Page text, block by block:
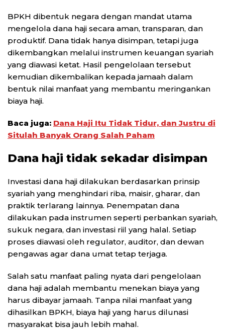
BPKH dibentuk negara dengan mandat utama
mengelola dana haji secara aman, transparan, dan
produktif. Dana tidak hanya disimpan, tetapi juga
dikembangkan melalui instrumen keuangan syariah
yang diawasi ketat. Hasil pengelolaan tersebut
kemudian dikembalikan kepada jamaah dalam
bentuk nilai manfaat yang membantu meringankan
biaya haji.
Baca juga: Dana Haji Itu Tidak Tidur, dan Justru di
Situlah Banyak Orang Salah Paham
Dana haji tidak sekadar disimpan
Investasi dana haji dilakukan berdasarkan prinsip
syariah yang menghindari riba, maisir, gharar, dan
praktik terlarang lainnya. Penempatan dana
dilakukan pada instrumen seperti perbankan syariah,
sukuk negara, dan investasi riil yang halal. Setiap
proses diawasi oleh regulator, auditor, dan dewan
pengawas agar dana umat tetap terjaga.
Salah satu manfaat paling nyata dari pengelolaan
dana haji adalah membantu menekan biaya yang
harus dibayar jamaah. Tanpa nilai manfaat yang
dihasilkan BPKH, biaya haji yang harus dilunasi
masyarakat bisa jauh lebih mahal.